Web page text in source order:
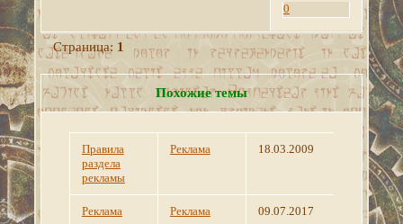
0
Страница: 1
Похожие темы
Правила
раздела
рекламы
Реклама 18.03.2009
Реклама Реклама 09.07.2017